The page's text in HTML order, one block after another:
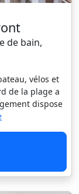
de bain,
vélos et
de la plage a
dispose